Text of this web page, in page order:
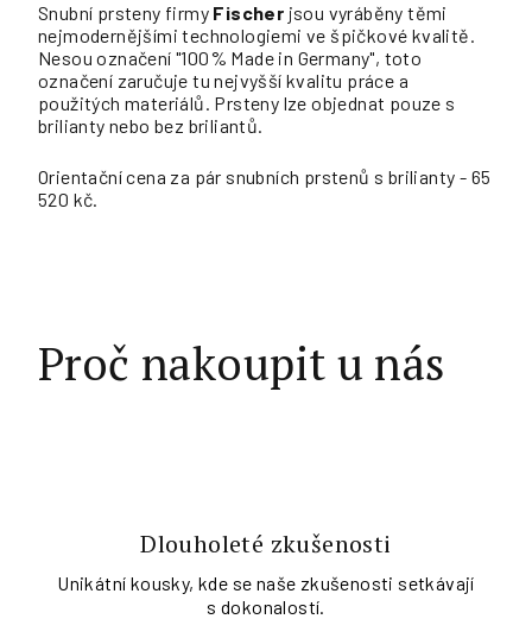
Snubní prsteny firmy Fischer jsou vyráběny těmi
nejmodernějšími technologiemi ve špičkové kvalitě.
Nesou označení "100% Made in Germany", toto
označení zaručuje tu nejvyšší kvalitu práce a
použitých materiálů. Prsteny lze objednat pouze s
brilianty nebo bez briliantů.
Orientační cena za pár snubních prstenů s brilianty - 65
520 kč.
Proč nakoupit u nás
Dlouholeté zkušenosti
Unikátní kousky, kde se naše zkušenosti setkávají
s dokonalostí.